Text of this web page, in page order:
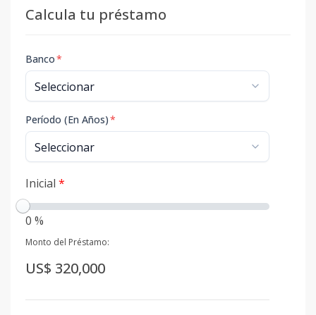
Calcula tu préstamo
Banco*
Período (En Años)*
Inicial *
0 %
Monto del Préstamo:
US$ 320,000